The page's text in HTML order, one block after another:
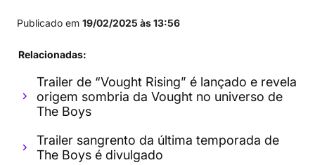
Publicado em 19/02/2025 às 13:56
Relacionadas:
Trailer de “Vought Rising” é lançado e revela
origem sombria da Vought no universo de
The Boys
Trailer sangrento da última temporada de
The Boys é divulgado